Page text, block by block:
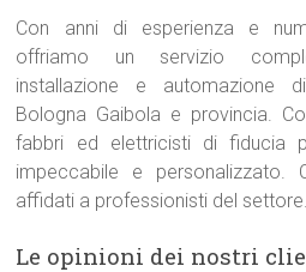
Con anni di esperienza e
offriamo un servizio
installazione e automazione
Bologna Gaibola e provincia.
fabbri ed elettricisti di fiducia
impeccabile e personalizzato.
affidati a professionisti del settore.
Le opinioni dei nostri